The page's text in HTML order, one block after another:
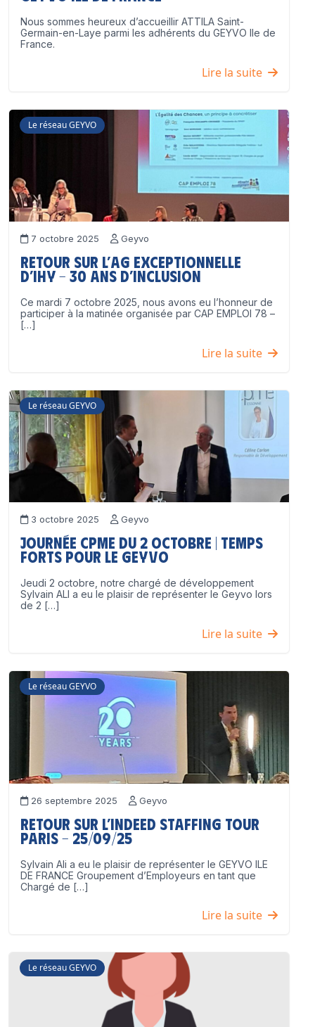
Nous sommes heureux d’accueillir ATTILA Saint-
Germain-en-Laye parmi les adhérents du GEYVO Ile de
France.
Lire la suite
Le réseau GEYVO
7 octobre 2025 Geyvo
Retour sur l’AG exceptionnelle
d’IHY – 30 ans d’inclusion
Ce mardi 7 octobre 2025, nous avons eu l’honneur de
participer à la matinée organisée par CAP EMPLOI 78 –
[…]
Lire la suite
Le réseau GEYVO
3 octobre 2025 Geyvo
Journée CPME du 2 octobre | Temps
forts pour le GEYVO
Jeudi 2 octobre, notre chargé de développement
Sylvain ALI a eu le plaisir de représenter le Geyvo lors
de 2 […]
Lire la suite
Le réseau GEYVO
26 septembre 2025 Geyvo
Retour sur l’Indeed Staffing Tour
Paris – 25/09/25
Sylvain Ali a eu le plaisir de représenter le GEYVO ILE
DE FRANCE Groupement d’Employeurs en tant que
Chargé de […]
Lire la suite
Le réseau GEYVO